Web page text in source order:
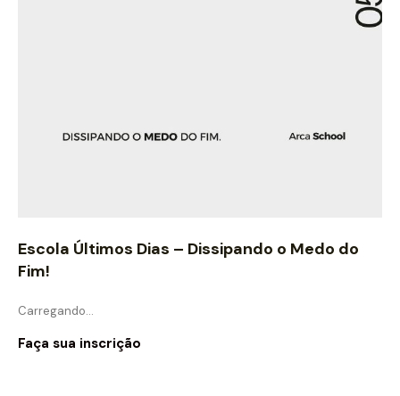
Escola Últimos Dias – Dissipando o Medo do
Fim!
Carregando…
Faça sua inscrição